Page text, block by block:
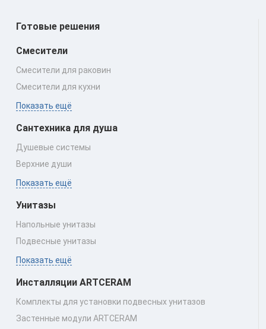
Готовые решения
Смесители
Смесители для раковин
Смесители для кухни
Показать ещё
Сантехника для душа
Душевые системы
Верхние души
Показать ещё
Унитазы
Напольные унитазы
Подвесные унитазы
Показать ещё
Инсталляции ARTCERAM
Комплекты для установки подвесных унитазов
Застенные модули ARTCERAM